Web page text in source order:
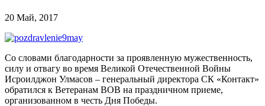
20 Май, 2017
Со словами благодарности за проявленную мужественность,
силу и отвагу во время Великой Отечественной Войны
Исроилджон Улмасов – генеральный директора СК «Контакт»
обратился к Ветеранам ВОВ на праздничном приеме,
организованном в честь Дня Победы.